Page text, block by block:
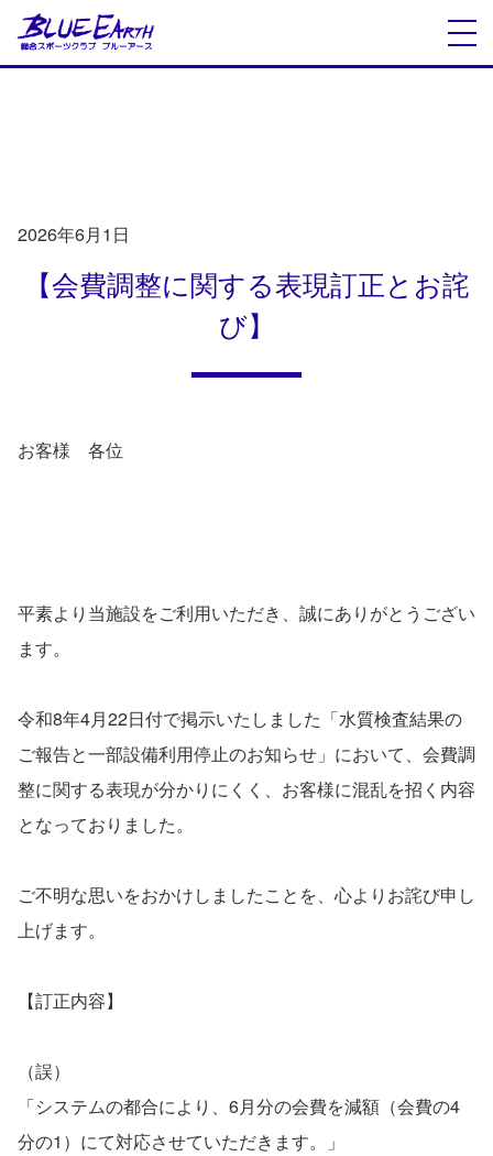
2026年6月1日
【会費調整に関する表現訂正とお詫
び】
お客様 各位
平素より当施設をご利用いただき、誠にありがとうござい
ます。
令和8年4月22日付で掲示いたしました「水質検査結果の
ご報告と一部設備利用停止のお知らせ」において、会費調
整に関する表現が分かりにくく、お客様に混乱を招く内容
となっておりました。
ご不明な思いをおかけしましたことを、心よりお詫び申し
上げます。
【訂正内容】
（誤）
「システムの都合により、6月分の会費を減額（会費の4
分の1）にて対応させていただきます。」